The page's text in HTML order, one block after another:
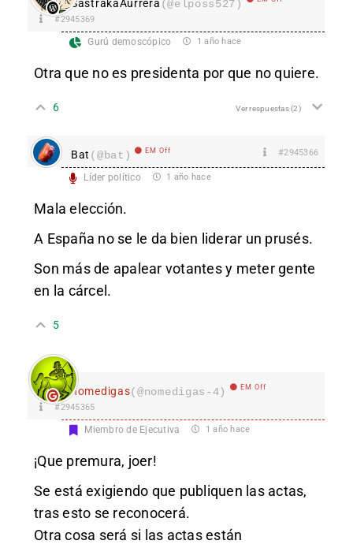
SastrakaAurrera (@elposs527)
#2945369
Gurú demoscópico 1 año hace
Otra que no es presidenta por que no quiere.
6 Ver respuestas(2)
Bat (@bat) EM Off #2945366
Líder político 1 año hace
Mala elección.
A España no se le da bien liderar un prusés.
Son más de apalear votantes y meter gente
en la cárcel.
5
nomedigas(@nomedigas-4) EM Off
#2945365
Miembro de Ejecutiva 1 año hace
¡Que premura, joer!
Se está exigiendo que publiquen las actas,
tras esto se reconocerá.
Otra cosa será si las actas están